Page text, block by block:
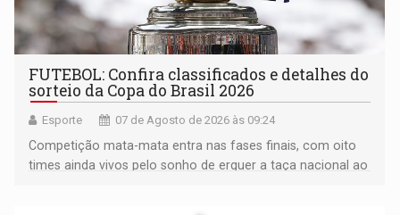
FUTEBOL: Confira classificados e detalhes do
sorteio da Copa do Brasil 2026
Esporte 07 de Agosto de 2026 às 09:24
Competição mata-mata entra nas fases finais, com oito
times ainda vivos pelo sonho de erguer a taça nacional ao